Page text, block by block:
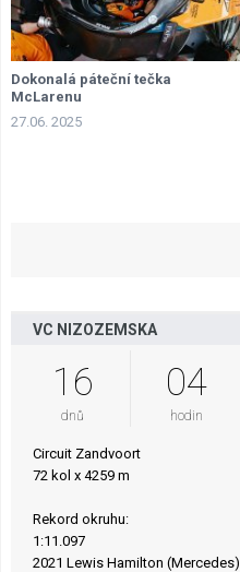
Dokonalá páteční tečka
McLarenu
27.06. 2025
VC NIZOZEMSKA
16
dnů
04
hodin
Circuit Zandvoort
72 kol x 4259 m
Rekord okruhu:
1:11.097
2021 Lewis Hamilton (Mercedes)